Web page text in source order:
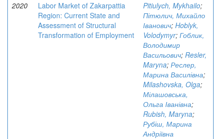
2020
Labor Market of Zakarpattia
Region: Current State and
Assessment of Structural
Transformation of Employment
Pitiulych, Mykhailo;
Пітюлич, Михайло
Іванович; Hoblyk,
Volodymyr; Гоблик,
Володимир
Васильович; Resler,
Maryna; Реслер,
Марина Василівна;
Milashovska, Olga;
Мілашовська,
Ольга Іванівна;
Rubish, Maryna;
Рубіш, Марина
Андріївна